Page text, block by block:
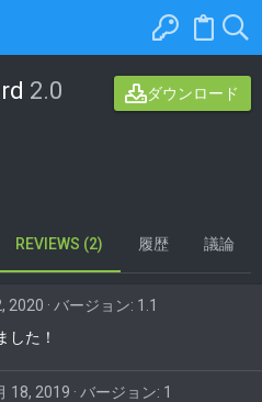
2.0 ダウンロード
REVIEWS (2) 履歴 議論
2020
バージョン: 1.1
した！
18, 2019
バージョン: 1